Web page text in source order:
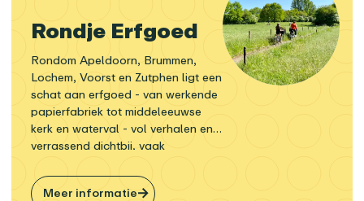
Rondje Erfgoed
Rondom Apeldoorn, Brummen,
Lochem, Voorst en Zutphen ligt een
schat aan erfgoed - van werkende
papierfabriek tot middeleeuwse
kerk en waterval - vol verhalen en
verrassend dichtbij, vaak
de stoomtrein.
Meer informatie